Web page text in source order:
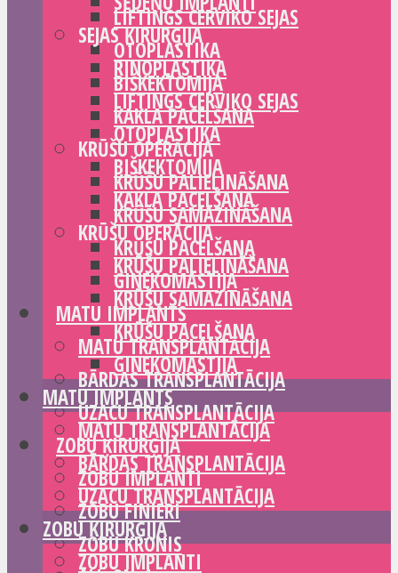
LIFTINGS CERVIKO SEJAS
OTOPLASTIKA
BIŠKEKTOMIJA
KAKLA PACELŠANA
KRŪŠU OPERĀCIJA
KRŪŠU PALIELINĀŠANA
KRŪŠU SAMAZINĀŠANA
KRŪŠU PACELŠANA
GINEKOMASTIJA
MATU IMPLANTS
MATU TRANSPLANTĀCIJA
BĀRDAS TRANSPLANTĀCIJA
UZACU TRANSPLANTĀCIJA
ZOBU ĶIRURĢIJA
ZOBU IMPLANTI
ZOBU FINIERI
ZOBU KRONIS
SEJAS ĶIRURĢIJA
RINOPLASTIKA
LIFTINGS CERVIKO SEJAS
OTOPLASTIKA
BIŠKEKTOMIJA
KAKLA PACELŠANA
KRŪŠU OPERĀCIJA
KRŪŠU PALIELINĀŠANA
KRŪŠU SAMAZINĀŠANA
KRŪŠU PACELŠANA
GINEKOMASTIJA
MATU IMPLANTS
MATU TRANSPLANTĀCIJA
BĀRDAS TRANSPLANTĀCIJA
UZACU TRANSPLANTĀCIJA
ZOBU ĶIRURĢIJA
ZOBU IMPLANTI